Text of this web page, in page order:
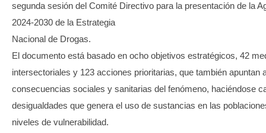
segunda sesión del Comité Directivo para la presentación de la
2024-2030 de la Estrategia
Nacional de Drogas.
El documento está basado en ocho objetivos estratégicos, 42
intersectoriales y 123 acciones prioritarias, que también apuntan
consecuencias sociales y sanitarias del fenómeno, haciéndose
desigualdades que genera el uso de sustancias en las
niveles de vulnerabilidad.